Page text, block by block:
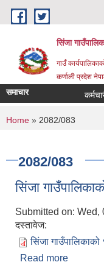
Skip to main content
सिंजा
गाउँ
कर्णाली प्रदेश
समाचार कर्मचारी
You are here
Home » 2082/083
2082/083
सिंजा
Submitted on: Wed,
दस्तावेज:
सिंजा गाउँपालिकाको
Read more